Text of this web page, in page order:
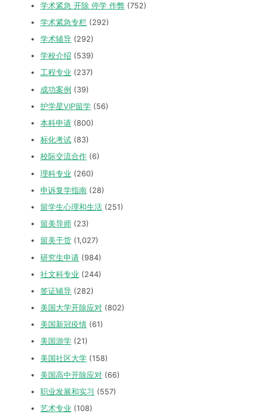
学术紧急 开除 停学 作弊 (752)
学术紧急专栏 (292)
学术辅导 (292)
学校介绍 (539)
工程专业 (237)
成功案例 (39)
护学星VIP留学 (56)
本科申请 (800)
标化考试 (83)
校际交流合作 (6)
理科专业 (260)
申诉复学指南 (28)
留学生心理和生活 (251)
留美导师 (23)
留美干货 (1,027)
研究生申请 (984)
社文科专业 (244)
签证辅导 (282)
美国大学开除应对 (802)
美国新冠疫情 (61)
美国游学 (21)
美国社区大学 (158)
美国高中开除应对 (66)
职业发展和实习 (557)
艺术专业 (108)